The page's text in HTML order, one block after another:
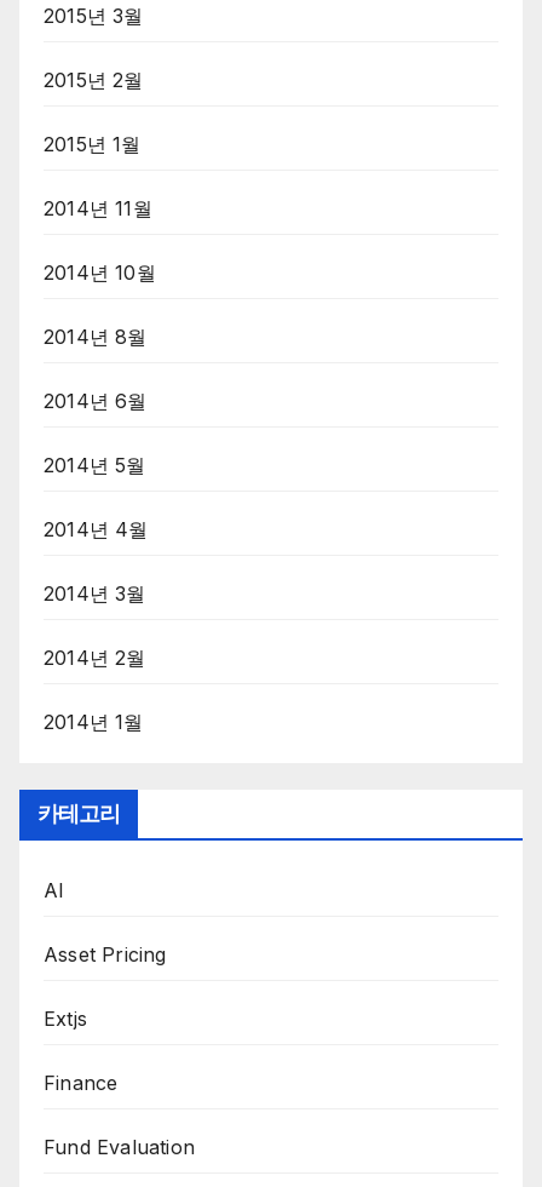
2015년 3월
2015년 2월
2015년 1월
2014년 11월
2014년 10월
2014년 8월
2014년 6월
2014년 5월
2014년 4월
2014년 3월
2014년 2월
2014년 1월
카테고리
AI
Asset Pricing
Extjs
Finance
Fund Evaluation